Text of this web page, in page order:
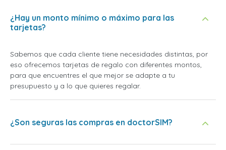
¿Hay un monto mínimo o máximo para las
tarjetas?
Sabemos que cada cliente tiene necesidades distintas, por
eso ofrecemos tarjetas de regalo con diferentes montos,
para que encuentres el que mejor se adapte a tu
presupuesto y a lo que quieres regalar.
¿Son seguras las compras en doctorSIM?